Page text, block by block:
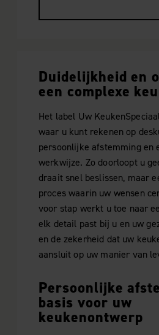
Duidelijkheid en
een complexe
Het label Uw
waar u kunt rekenen op
persoonlijke afstemming en
werkwijze. Zo doorloopt u
draait snel beslissen, maar
proces waarin uw wensen
voor stap werkt u toe naar
elk detail past bij u en uw
en de zekerheid dat uw
aansluit op uw manier van
Persoonlijke
basis voor uw
keukenontwerp